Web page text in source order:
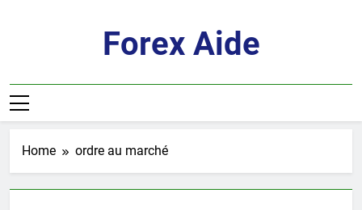
Forex Aide
Home ordre au marché